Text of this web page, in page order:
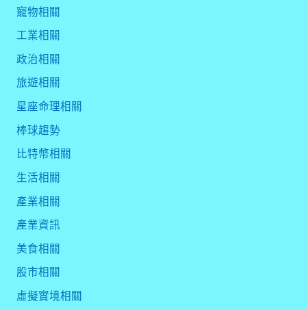
寵物相關
工業相關
政治相關
旅遊相關
星座命理相關
棒球趨勢
比特幣相關
生活相關
產業相關
產業資訊
美食相關
股市相關
虛擬實境相關